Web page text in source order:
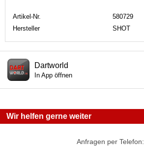
Artikel-Nr.
580729
Hersteller
SHOT
Dartworld
In App öffnen
Wir helfen gerne weiter
Anfragen per Telefon: